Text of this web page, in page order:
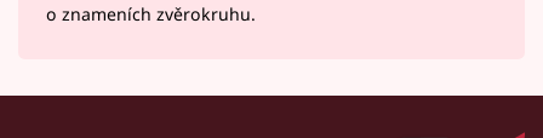
o znameních zvěrokruhu.